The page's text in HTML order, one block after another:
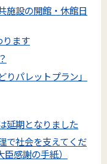
施設の開館・休館日
ります
パレットプラン」
延期となりました
で社会を支えてくだ
感謝の手紙）